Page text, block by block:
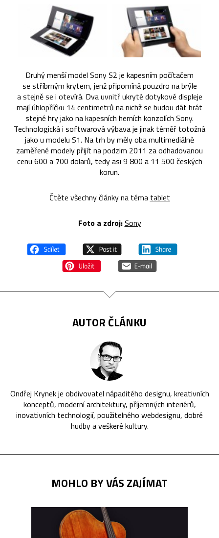
Druhý menší model Sony S2 je kapesním počítačem
se stříbrným krytem, jenž připomíná pouzdro na brýle
a stejně se i otevírá. Dva uvnitř ukryté dotykové displeje
mají úhlopříčku 14 centimetrů na nichž se budou dát hrát
stejné hry jako na kapesních herních konzolích Sony.
Technologická i softwarová výbava je jinak téměř totožná
jako u modelu S1. Na trh by měly oba multimediálně
zaměřené modely přijít na podzim 2011 za odhadovanou
cenu 600 a 700 dolarů, tedy asi 9 800 a 11 500 českých
korun.
Čtěte všechny články na téma tablet
Foto a zdroj:Sony
AUTOR ČLÁNKU
Ondřej Krynek je obdivovatel nápaditého designu, kreativních
konceptů, moderní architektury, příjemných interiérů,
inovativních technologií, použitelného webdesignu, dobré
hudby a veškeré kultury.
MOHLO BY VÁS ZAJÍMAT